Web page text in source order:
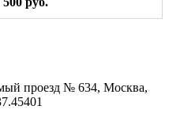
проезд № 634, Москва,